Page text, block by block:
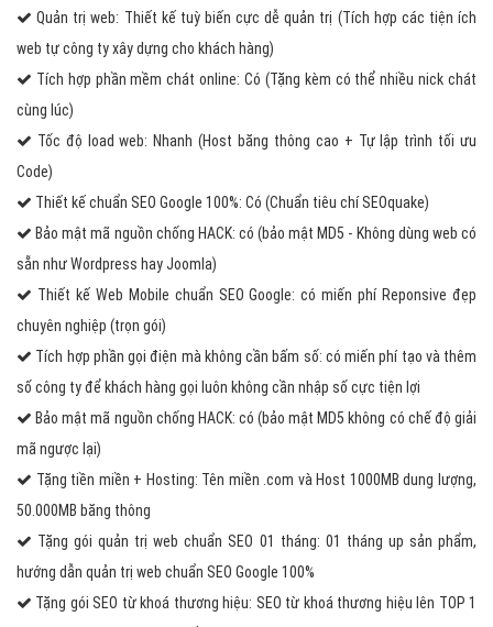
Quản trị web: Thiết kế tuỳ biến cực dễ quản trị (Tích hợp các tiện ích
web tự công ty xây dựng cho khách hàng)
Tích hợp phần mềm chát online: Có (Tặng kèm có thể nhiều nick chát
cùng lúc)
Tốc độ load web: Nhanh (Host băng thông cao + Tự lập trình tối ưu
Code)
Thiết kế chuẩn SEO Google 100%: Có (Chuẩn tiêu chí SEOquake)
Bảo mật mã nguồn chống HACK: có (bảo mật MD5 - Không dùng web có
sẵn như Wordpress hay Joomla)
Thiết kế Web Mobile chuẩn SEO Google: có miến phí Reponsive đẹp
chuyên nghiệp (trọn gói)
Tích hợp phần gọi điện mà không cần bấm số: có miến phí tạo và thêm
số công ty để khách hàng gọi luôn không cần nhập số cực tiện lợi
Bảo mật mã nguồn chống HACK: có (bảo mật MD5 không có chế độ giải
mã ngược lại)
Tặng tiền miền + Hosting: Tên miền .com và Host 1000MB dung lượng,
50.000MB băng thông
Tặng gói quản trị web chuẩn SEO 01 tháng: 01 tháng up sản phẩm,
hướng dẫn quản trị web chuẩn SEO Google 100%
Tặng gói SEO từ khoá thương hiệu: SEO từ khoá thương hiệu lên TOP 1